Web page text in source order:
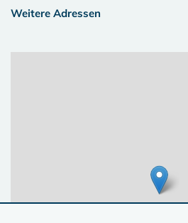
Weitere Adressen